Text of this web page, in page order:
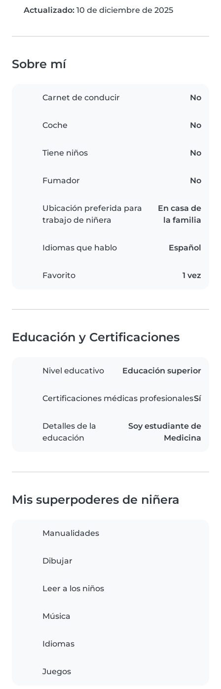
Actualizado: 10 de diciembre de 2025
Sobre mí
Carnet de conducir No
Coche No
Tiene niños No
Fumador No
Ubicación preferida para
trabajo de niñera
En casa de
la familia
Idiomas que hablo Español
Favorito 1 vez
Educación y Certificaciones
Nivel educativo Educación superior
Certificaciones médicas profesionalesSí
Detalles de la
educación
Soy estudiante de
Medicina
Mis superpoderes de niñera
Manualidades
Dibujar
Leer a los niños
Música
Idiomas
Juegos